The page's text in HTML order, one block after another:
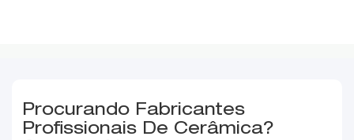
Procurando Fabricantes
Profissionais De Cerâmica?